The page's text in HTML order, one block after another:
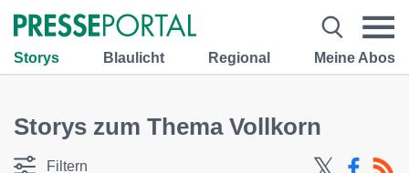
Storys Blaulicht Regional Meine Abos
Storys zum Thema Vollkorn
Filtern